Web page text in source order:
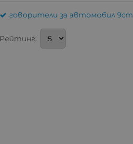
говорители за автомобил 9cm
Рейтинг: